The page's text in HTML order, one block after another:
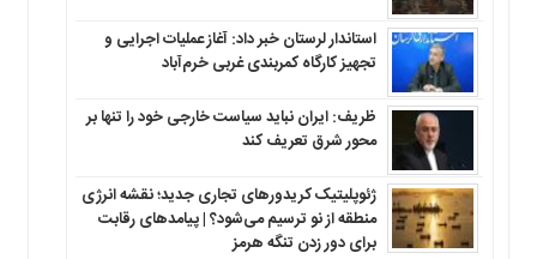
استاندار لرستان خبر داد: آغاز عملیات اجرایی و
تجهیز کارگاه کمربندی غربی خرم‌آباد
ظریف: ایران نباید سیاست خارجی خود را تنها بر
محور شرق تعریف کند
ژئوپلیتیک کریدورهای تجاری جدید؛ نقشه انرژی
منطقه‌ از نو ترسیم می‌شود؟ | پیامدهای رقابت
برای دور زدن تنگه هرمز